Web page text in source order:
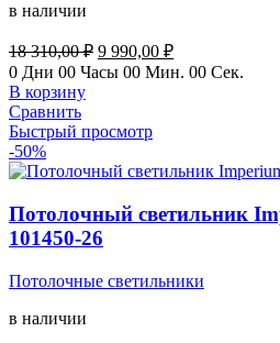
в наличии
18 310,00₽ Первоначальная
цена
310,00 ₽.
9 990,00 ₽Текущая
цена:
0 Дни 00 Часы 00 Мин. 00 Сек.
В корзину
Сравнить
Быстрый просмотр
-50%
Потолочный светильник
101450-26
Потолочные светильники
в наличии